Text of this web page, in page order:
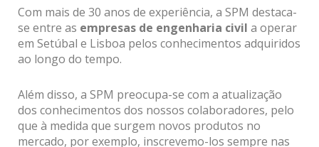
Com mais de 30 anos de experiência, a SPM destaca-
se entre as empresas de engenharia civil a operar
em Setúbal e Lisboa pelos conhecimentos adquiridos
ao longo do tempo.
Além disso, a SPM preocupa-se com a atualização
dos conhecimentos dos nossos colaboradores, pelo
que à medida que surgem novos produtos no
mercado, por exemplo, inscrevemo-los sempre nas